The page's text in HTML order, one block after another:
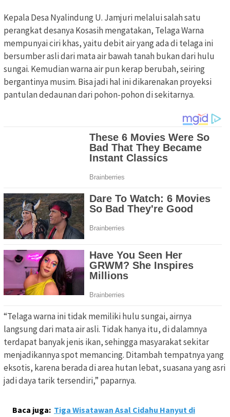
Kepala Desa Nyalindung U. Jamjuri melalui salah satu
perangkat desanya Kosasih mengatakan, Telaga Warna
mempunyai ciri khas, yaitu debit air yang ada di telaga ini
bersumber asli dari mata air bawah tanah bukan dari hulu
sungai. Kemudian warna air pun kerap berubah, seiring
bergantinya musim. Bisa jadi hal ini dikarenakan proyeksi
pantulan dedaunan dari pohon-pohon di sekitarnya.
“Telaga warna ini tidak memiliki hulu sungai, airnya
langsung dari mata air asli. Tidak hanya itu, di dalamnya
terdapat banyak jenis ikan, sehingga masyarakat sekitar
menjadikannya spot memancing. Ditambah tempatnya yang
eksotis, karena berada di area hutan lebat, suasana yang asri
jadi daya tarik tersendiri,” paparnya.
Baca juga: Tiga Wisatawan Asal Cidahu Hanyut di